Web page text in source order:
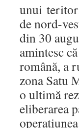
unui
de nord-
din 30
amintesc
română, a
zona Satu
o ultimă
eliberarea